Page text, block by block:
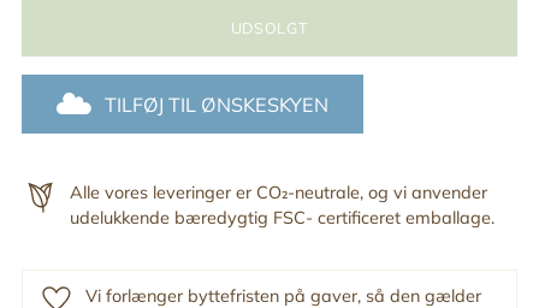
UDSOLGT
TILFØJ TIL ØNSKESKYEN
Alle vores leveringer er CO₂-neutrale, og vi anvender
udelukkende bæredygtig FSC- certificeret emballage.
Vi forlænger byttefristen på gaver, så den gælder